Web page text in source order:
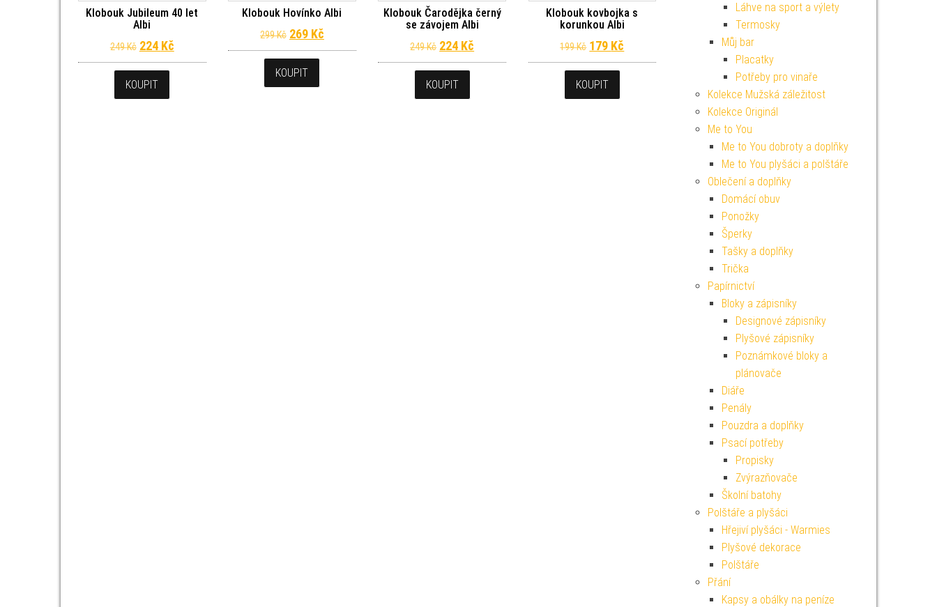
Klobouk Jubileum 40 let
Albi
249Kč Původní cena byla: 249 Kč.
224 KčAktuální cena je: 224 Kč.
KOUPIT
Klobouk Hovínko Albi
299Kč Původní cena byla: 299 Kč.
269 KčAktuální cena je: 269 Kč.
KOUPIT
Klobouk Čarodějka černý
se závojem Albi
249Kč Původní cena byla: 249 Kč.
224 Kč Aktuální cena je: 224 Kč.
KOUPIT
Klobouk kovbojka s
korunkou Albi
199Kč Původní cena byla: 199 Kč.
179 Kč Aktuální cena je: 179 Kč.
KOUPIT
Láhve na sport a výlety
Termosky
Můj bar
Placatky
Potřeby pro vinaře
Kolekce Mužská záležitost
Kolekce Originál
Me to You
Me to You dobroty a doplňky
Me to You plyšáci a polštáře
Oblečení a doplňky
Domácí obuv
Ponožky
Šperky
Tašky a doplňky
Trička
Papírnictví
Bloky a zápisníky
Designové zápisníky
Plyšové zápisníky
Poznámkové bloky a
plánovače
Diáře
Penály
Pouzdra a doplňky
Psací potřeby
Propisky
Zvýrazňovače
Školní batohy
Polštáře a plyšáci
Hřejiví plyšáci - Warmies
Plyšové dekorace
Polštáře
Přání
Kapsy a obálky na peníze